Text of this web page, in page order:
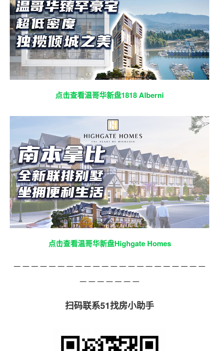
点击查看温哥华新盘1818 Alberni
点击查看温哥华新盘Highgate Homes
－－－－－－－－－－－－－－－－－－－－－－
－－－－－－－
扫码联系51找房小助手